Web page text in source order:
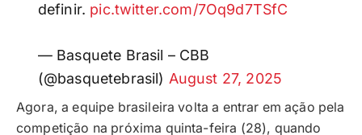
definir. pic.twitter.com/7Oq9d7TSfC
— Basquete Brasil – CBB
(@basquetebrasil) August 27, 2025
Agora, a equipe brasileira volta a entrar em ação pela
competição na próxima quinta-feira (28), quando